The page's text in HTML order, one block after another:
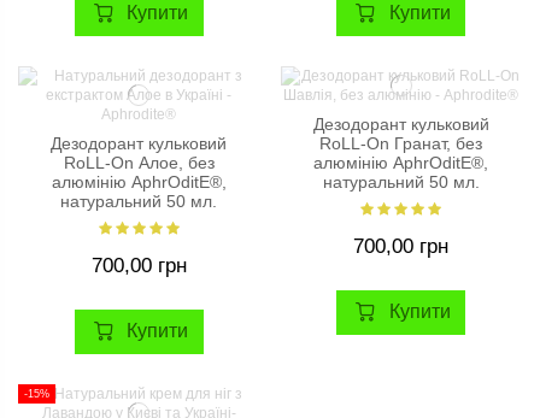
Купити Купити
Дезодорант кульковий
RoLL-On Алое, без
алюмінію AphrOditE®,
натуральний 50 мл.
700,00 грн
Купити
Дезодорант кульковий
RoLL-On Гранат, без
алюмінію AphrOditE®,
натуральний 50 мл.
700,00 грн
Купити
-15%